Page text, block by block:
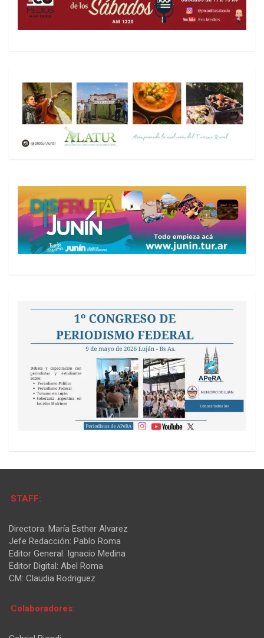
STAFF:
Directora: María Esther Alvarez
Jefe Redacción: Pablo Roma
Editor General: Ignacio Medina
Editor Digital: Abel Roma
CM: Claudia Rodriguez
Colaboradores: